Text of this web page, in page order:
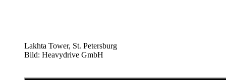
Lakhta Tower, St. Petersburg
Bild: Heavydrive GmbH